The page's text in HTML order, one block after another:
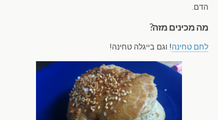
הדם.
מה מכינים מזה?
לחם טחינה! וגם בייגלה טחינה!